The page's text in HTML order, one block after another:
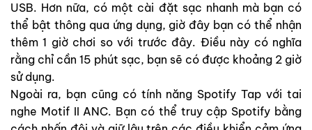
USB. Hơn nữa, có một cài đặt sạc nhanh mà bạn có
thể bật thông qua ứng dụng, giờ đây bạn có thể nhận
thêm 1 giờ chơi so với trước đây. Điều này có nghĩa
rằng chỉ cần 15 phút sạc, bạn sẽ có được khoảng 2 giờ
sử dụng.
Ngoài ra, bạn cũng có tính năng Spotify Tap với tai
nghe Motif II ANC. Bạn có thể truy cập Spotify bằng